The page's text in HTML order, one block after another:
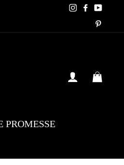
Instagram
SE
PROMESSE